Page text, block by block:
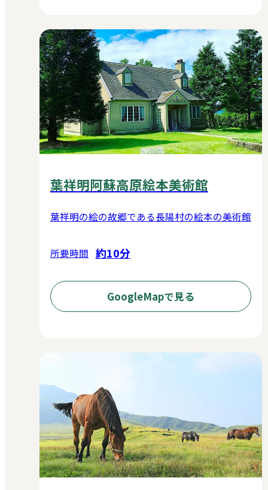
葉祥明阿蘇高原絵本美術館
葉祥明の絵の故郷である長陽村の絵本の美術館
所要時間 約10分
GoogleMapで見る